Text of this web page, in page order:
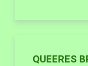
QUEERES